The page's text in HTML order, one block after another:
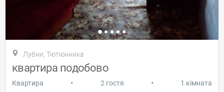
Лубни, Тютюнника
квартира подобово
Квартира • 2 гостя • 1 кімната